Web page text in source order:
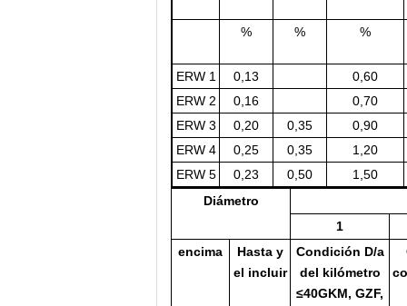
% % %
ERW 1 0,13
0,60
ERW 2
0,16
0,70
ERW 3
0,20 0,35
0,90
ERW 4
0,25 0,35
1,20
ERW 5
0,23 0,50
1,50
Diámetro
1
encima
Hasta y
el incluir
Condición D/a
del kilómetro
≤40GKM, GZF,